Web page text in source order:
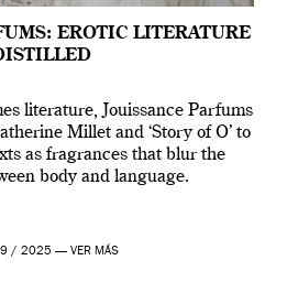
EROTIC LITERATURE
literature, Jouissance Parfums
Millet and ‘Story of O’ to
as fragrances that blur the
body and language.
/ 2025 — VER MÁS